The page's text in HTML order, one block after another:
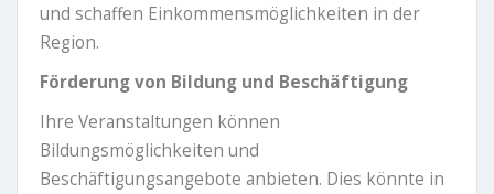
und schaffen Einkommensmöglichkeiten in der
Region.
Förderung von Bildung und Beschäftigung
Ihre Veranstaltungen können
Bildungsmöglichkeiten und
Beschäftigungsangebote anbieten. Dies könnte in